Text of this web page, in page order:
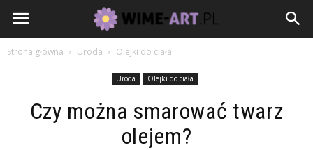
Strona główna Uroda Olejki do ciała
Uroda Olejki do ciała
Czy można smarować twarz
olejem?